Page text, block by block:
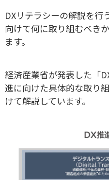
DXリテラシーの解説を行
向けて何に取り組むべき
ます。
経済産業省が発表した「
進に向けた具体的な取り
けて解説しています。